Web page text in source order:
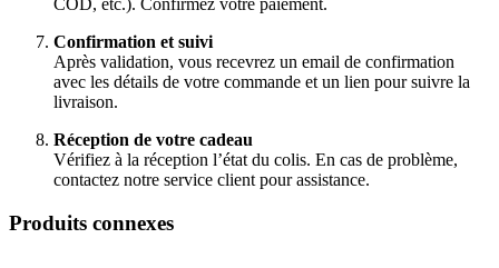
COD, etc.). Confirmez votre paiement.
Confirmation et suivi
Après validation, vous recevrez un email de confirmation
avec les détails de votre commande et un lien pour suivre la
livraison.
Réception de votre cadeau
Vérifiez à la réception l’état du colis. En cas de problème,
contactez notre service client pour assistance.
Produits connexes